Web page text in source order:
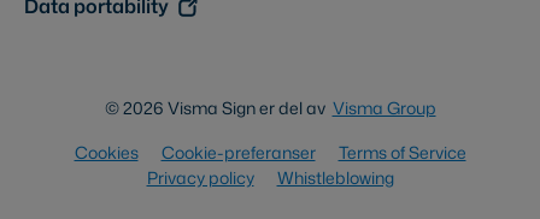
Data portability
© 2026 Visma Sign er del av Visma Group
Cookies
Cookie-preferanser
Terms of Service
Privacy policy
Whistleblowing